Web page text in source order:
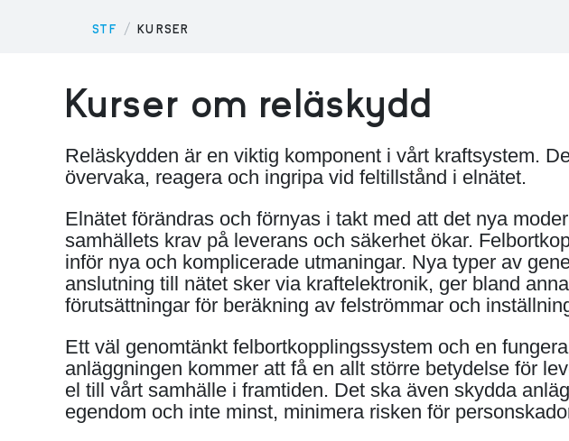
STF KURSER
Kurser om reläskydd
Reläskydden är en viktig komponent i vårt kraftsystem.
övervaka, reagera och ingripa vid feltillstånd i elnätet.
Elnätet förändras och förnyas i takt med att det nya
samhällets krav på leverans och säkerhet ökar.
inför nya och komplicerade utmaningar. Nya typer av
anslutning till nätet sker via kraftelektronik, ger bland
förutsättningar för beräkning av felströmmar och
Ett väl genomtänkt felbortkopplingssystem och en
anläggningen kommer att få en allt större betydelse för
el till vårt samhälle i framtiden. Det ska även skydda
egendom och inte minst, minimera risken för